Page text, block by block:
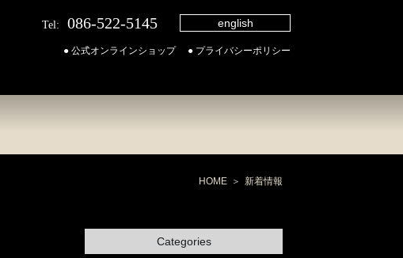
Tel: 086-522-5145 english
● 公式オンラインショップ ● プライバシーポリシー
HOME 新着情報
Categories